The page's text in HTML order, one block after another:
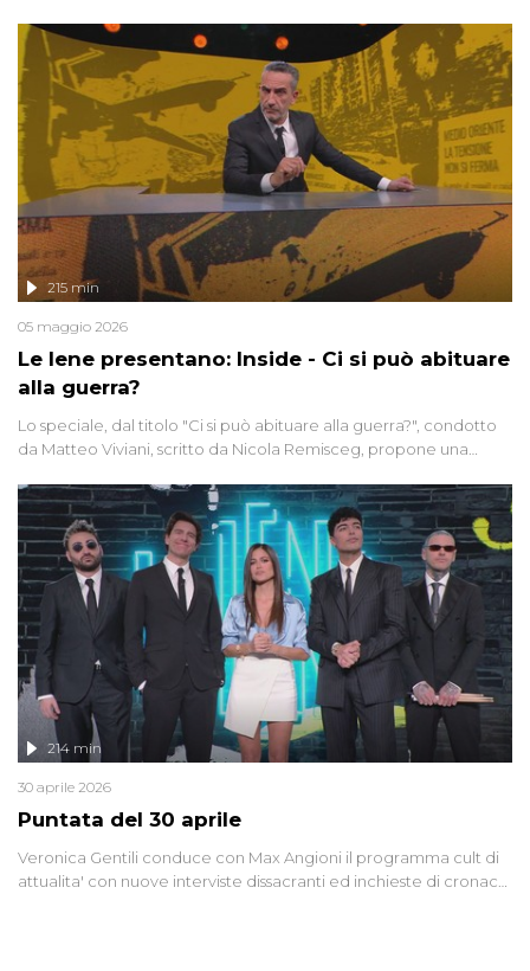
Le Iene presentano: Inside - Ci si può abituare
alla guerra?
215 min
05 maggio 2026
Lo speciale, dal titolo "Ci si può abituare alla guerra?", condotto
da Matteo Viviani, scritto da Nicola Remisceg, propone una
di settore - su quanto la guerra sia diventata una realtà pervasiva.
Anche se l'Italia non è direttamente coinvolta in conflitti armati, il
contesto globale rende impossibile considerarla un fenomeno
lontano.
Puntata del 30 aprile
214 min
30 aprile 2026
Veronica Gentili conduce con Max Angioni il programma cult di
attualita' con nuove interviste dissacranti ed inchieste di cronaca